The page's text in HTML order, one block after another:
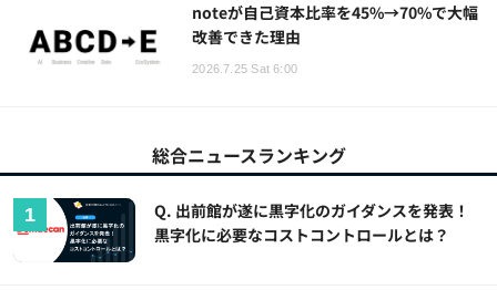
noteが自己資本比率を45%→70%で大幅
改善できた理由
2026.7.25 Sat 6:00
総合ニュースランキング
Q. 出前館が遂に黒字化のガイダンスを発表！
黒字化に必要なコストコントロールとは？